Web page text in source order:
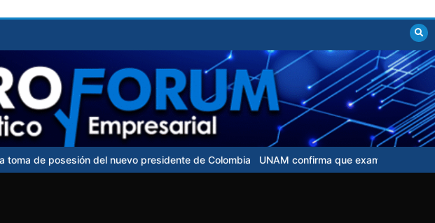
del nuevo presidente de Colombia UNAM confirma que examen de control para